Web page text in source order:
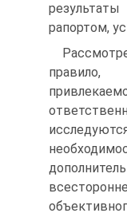
рапортом,